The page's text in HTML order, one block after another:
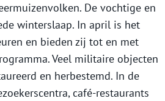
De vochtige en
winterslaap. In april is het
en bieden zij tot en met
Veel militaire objecten
en herbestemd. In de
café-restaurants